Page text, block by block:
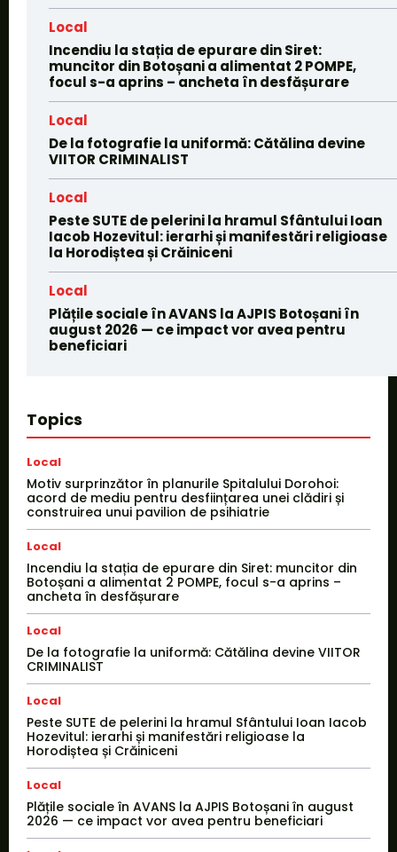
Local
Incendiu la stația de epurare din Siret:
muncitor din Botoșani a alimentat 2 POMPE,
focul s-a aprins – ancheta în desfășurare
Local
De la fotografie la uniformă: Cătălina devine
VIITOR CRIMINALIST
Local
Peste SUTE de pelerini la hramul Sfântului Ioan
Iacob Hozevitul: ierarhi și manifestări religioase
la Horodiștea și Crăiniceni
Local
Plățile sociale în AVANS la AJPIS Botoșani în
august 2026 — ce impact vor avea pentru
beneficiari
Topics
Local
Motiv surprinzător în planurile Spitalului Dorohoi:
acord de mediu pentru desființarea unei clădiri și
construirea unui pavilion de psihiatrie
Local
Incendiu la stația de epurare din Siret: muncitor din
Botoșani a alimentat 2 POMPE, focul s-a aprins –
ancheta în desfășurare
Local
De la fotografie la uniformă: Cătălina devine VIITOR
CRIMINALIST
Local
Peste SUTE de pelerini la hramul Sfântului Ioan Iacob
Hozevitul: ierarhi și manifestări religioase la
Horodiștea și Crăiniceni
Local
Plățile sociale în AVANS la AJPIS Botoșani în august
2026 — ce impact vor avea pentru beneficiari